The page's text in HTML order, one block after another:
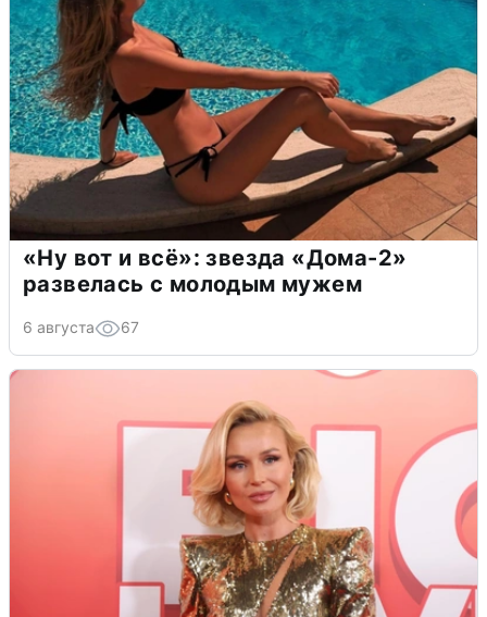
«Ну вот и всё»: звезда «Дома-2»
развелась с молодым мужем
6 августа 67